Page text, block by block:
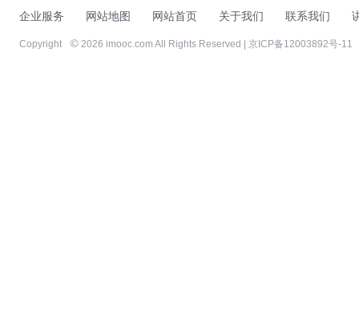
企业服务 网站地图 网站首页 关于我们 联系我们
Copyright 2026 imooc.com All Rights Reserved | 京ICP备12003892号-11